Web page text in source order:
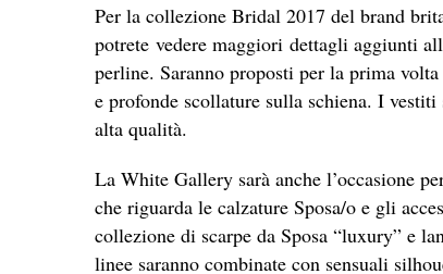
Per la collezione Bridal 2017 del brand
potrete vedere maggiori dettagli aggiunti
perline. Saranno proposti per la prima
e profonde scollature sulla schiena. I
alta qualità.
La White Gallery sarà anche l’occasione
che riguarda le calzature Sposa/o e gli
collezione di scarpe da Sposa “luxury” e
linee saranno combinate con sensuali